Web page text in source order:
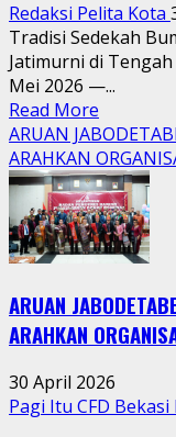
Redaksi Pelita Kota
Tradisi Sedekah
Jatimurni di
Mei 2026 —...
Read More
more
about
Tradisi
Sedekah
Bumi
Hidupkan
Warga
Jatimurni
di
Tengah
Aktivitas
ARUAN
ARAHKAN
ARUAN
ARAHKAN
30 April 2026
Pagi Itu CFD